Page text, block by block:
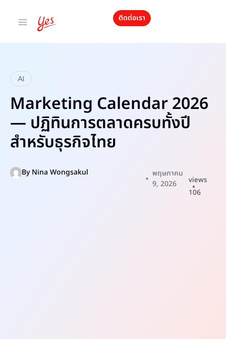
ติดต่อเรา
AI
Marketing Calendar 2026
— ปฏิทินการตลาดครบทั้งปี
สำหรับธุรกิจไทย
ByNina Wongsakul
พฤษภาคม
9, 2026
views
106